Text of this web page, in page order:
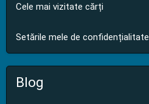
Cele mai vizitate cărți
Setările mele de confidențialitate
Blog